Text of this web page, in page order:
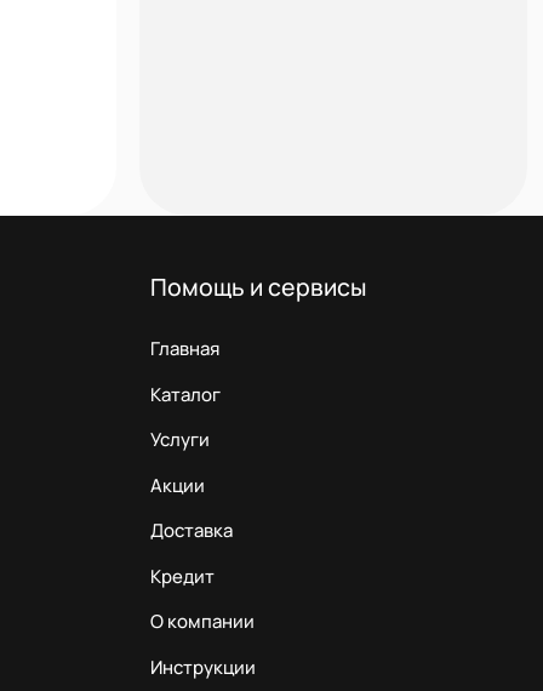
Помощь и сервисы
Главная
Каталог
Услуги
Акции
Доставка
Кредит
О компании
Инструкции